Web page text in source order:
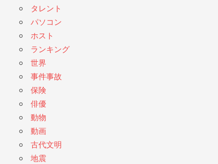
タレント
パソコン
ホスト
ランキング
世界
事件事故
保険
俳優
動物
動画
古代文明
地震